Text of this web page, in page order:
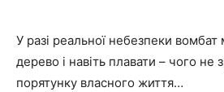
У разі реальної небезпеки вомбат
дерево і навіть плавати – чого не
порятунку власного життя…